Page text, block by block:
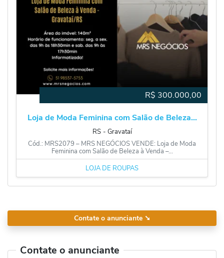
R$ 300.000,00
Loja de Moda Feminina com Salão de Beleza...
RS ‐ Gravataí
Cód.: MRS2079 – MRS NEGÓCIOS VENDE: Loja de Moda
Feminina com Salão de Beleza à Venda –...
LOJA DE ROUPAS
Contate o anunciante ➘
Contate o anunciante